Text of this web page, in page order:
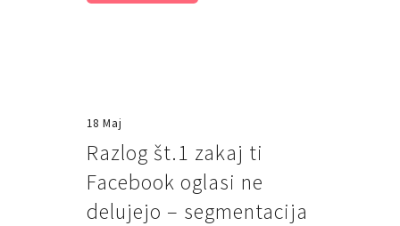
18 Maj
Razlog št.1 zakaj ti
Facebook oglasi ne
delujejo – segmentacija